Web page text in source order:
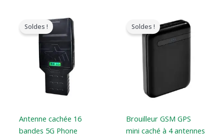
Soldes !
Antenne cachée 16
bandes 5G Phone
$789.88
Soldes !
Brouilleur GSM GPS
mini caché à 4 antennes
prix
original
était
prix
actuel
est